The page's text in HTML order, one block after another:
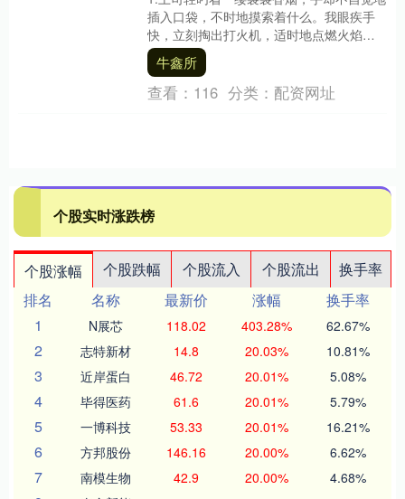
插入口袋，不时地摸索着什么。我眼疾手
快，立刻掏出打火机，适时地点燃火焰，
将它递至上司唇边。 上司似乎被吓了一
跳，连忙将嘴....
牛鑫所
查看： 116 分类： 配资网址
个股实时涨跌榜
个股涨幅 个股跌幅 个股流入 个股流出
换手率
排名
名称 最新价 涨幅
换手率
1
N展芯 118.02 403.28% 62.67%
2 志特新材 14.8 20.03% 10.81%
3 近岸蛋白 46.72 20.01% 5.08%
4 毕得医药 61.6 20.01% 5.79%
5 一博科技 53.33 20.01% 16.21%
6 方邦股份 146.16 20.00% 6.62%
7 南模生物 42.9 20.00% 4.68%